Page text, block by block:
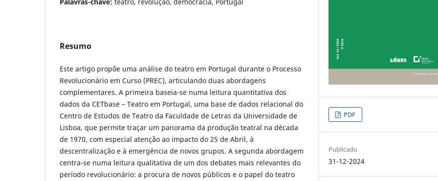
Resumo
Este artigo propõe uma análise do teatro em Portugal durante o Processo
Revolucionário em Curso (PREC), articulando duas abordagens
complementares. A primeira baseia-se numa leitura quantitativa dos
dados da CETbase – Teatro em Portugal, uma base de dados relacional do
Centro de Estudos de Teatro da Faculdade de Letras da Universidade de
Lisboa, que permite traçar um panorama da produção teatral na década
de 1970, com especial atenção ao impacto do 25 de Abril, à
descentralização e à emergência de novos grupos. A segunda abordagem
centra-se numa leitura qualitativa de um dos debates mais relevantes do
período revolucionário: a procura de novos públicos e o papel do teatro
PDF
Publicado
31-12-2024